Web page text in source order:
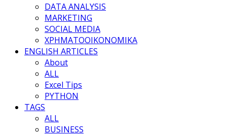
DATA ANALYSIS
MARKETING
SOCIAL MEDIA
ΧΡΗΜΑΤΟΟΙΚΟΝΟΜΙΚΑ
ENGLISH ARTICLES
About
ALL
Excel Tips
PYTHON
TAGS
ALL
BUSINESS